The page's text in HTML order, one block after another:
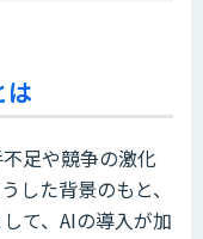
は
足や競争の激化
した背景のもと、
て、AIの導入が加